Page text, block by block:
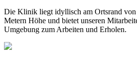
Die Klinik liegt idyllisch am Ortsrand
Metern Höhe und bietet unseren
Umgebung zum Arbeiten und Erholen.